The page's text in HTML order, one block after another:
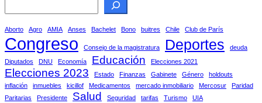
Aborto Agro AMIA Anses Bachelet Bono buitres Chile Club de París
Congreso Consejo de la magistratura Deportes
deuda
Diputados
DNU Economía Educación Elecciones 2021
Elecciones 2023 Estado Finanzas Gabinete Género
holdouts
inflación
inmuebles kicillof Medicamentos mercado inmobiliario Mercosur
Paridad
Paritarias
Presidente Salud Seguridad tarifas Turismo UIA